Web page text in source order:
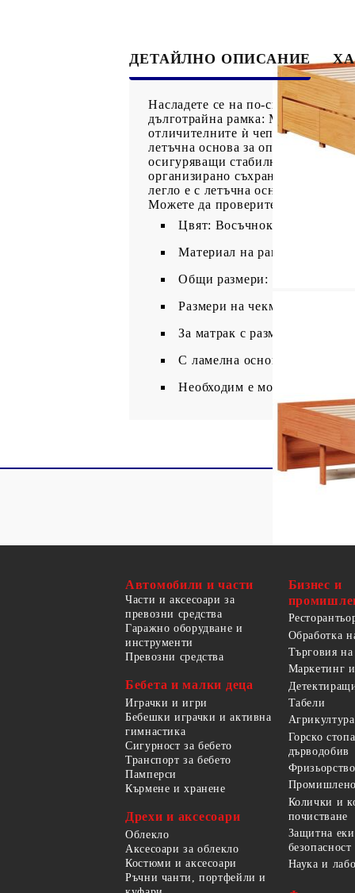
ДЕТАЙЛНО ОПИСАНИЕ
Насладете се на по-спокоен
дълготрайна рамка: Масивната
отличителните ѝ чепове
летъчна основа за опора и
осигуряващи стабилност,
организирано съхранение на
легло е с летъчна основа и
Можете да проверите нашия
Цвят: Восъчнокафяв
Материал на рамката на
Общи размери: 193,5 x 78,5
Размери на чекмеджето
За матрак с размери: 75 x
С ламелна основа
Необходим е монтаж
Автомобили и части
Части и аксесоари за
превозни средства
Гаражно оборудване и
инструменти
Превозни средства
Бебета и малки деца
Играчки и игри
Бебешки играчки и активна
гимнастика
Сигурност за бебето
Транспорт за бебето
Памперси
Кърмене и хранене
Дрехи и аксесоари
Облекло
Аксесоари за облекло
Костюми и аксесоари
Ръчни чанти, портфейли и
Бизнес и
Обработка
Търговия
Маркетинг
Табели
Агрикултура
Горско
дърводобив
Колички и
почистване
Защитна
Наука и